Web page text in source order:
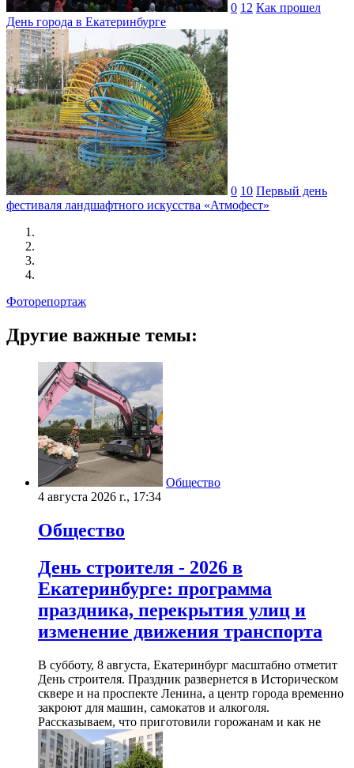
0 12 Как прошел
День города в Екатеринбурге
0 10 Первый день
фестиваля ландшафтного искусства «Атмофест»
Фоторепортаж
Другие важные темы:
Общество
4 августа 2026 г., 17:34
Общество
День строителя - 2026 в
Екатеринбурге: программа
праздника, перекрытия улиц и
изменение движения транспорта
В субботу, 8 августа, Екатеринбург масштабно отметит
День строителя. Праздник развернется в Историческом
сквере и на проспекте Ленина, а центр города временно
закроют для машин, самокатов и алкоголя.
Рассказываем, что приготовили горожанам и как не